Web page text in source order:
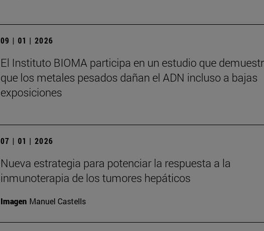
09 | 01 | 2026
El Instituto BIOMA participa en un estudio que
que los metales pesados dañan el ADN incluso a bajas
exposiciones
07 | 01 | 2026
Nueva estrategia para potenciar la respuesta a la
inmunoterapia de los tumores hepáticos
Imagen Manuel Castells